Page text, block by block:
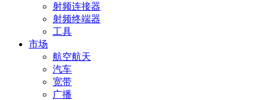
射频连接器
射频终端器
工具
市场
航空航天
汽车
宽带
广播